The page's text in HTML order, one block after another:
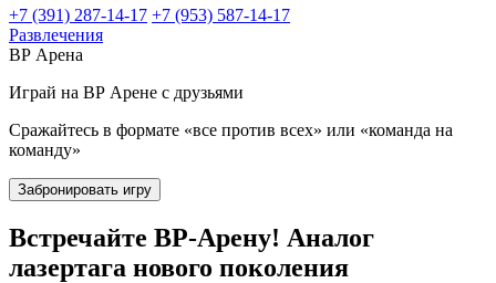
+7 (391) 287-14-17 +7 (953) 587-14-17
Развлечения
ВР Арена
Играй на ВР Арене с друзьями
Сражайтесь в формате «все против всех» или «команда на
команду»
Забронировать игру
Встречайте ВР-Арену! Аналог
лазертага нового поколения